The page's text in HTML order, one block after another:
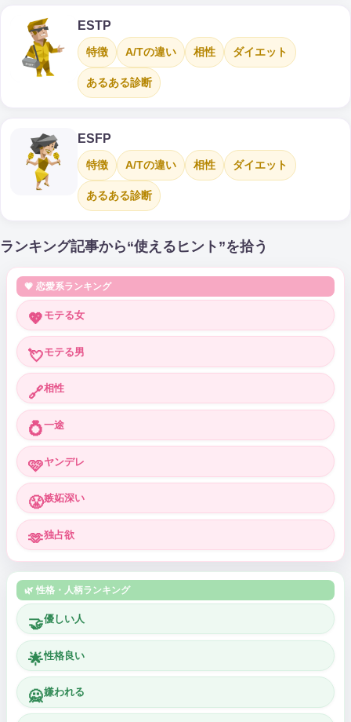
ESTP
特徴 A/Tの違い 相性 ダイエット
あるある診断
ESFP
特徴 A/Tの違い 相性 ダイエット
あるある診断
ランキング記事から“使えるヒント”を拾う
💗 恋愛系ランキング
💖 モテる女
💘モテる男
🔗相性
💍一途
🩷ヤンデレ
😤嫉妬深い
🫶独占欲
🌿 性格・人柄ランキング
🤝優しい人
🌟性格良い
🙅嫌われる